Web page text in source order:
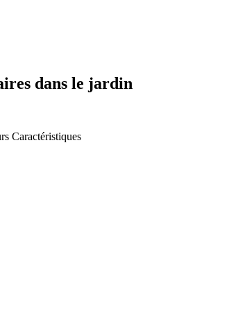
dans le jardin
Caractéristiques